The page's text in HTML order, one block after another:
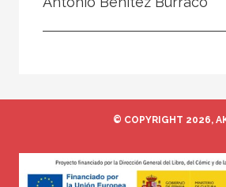
© COPYRIGHT 2026,